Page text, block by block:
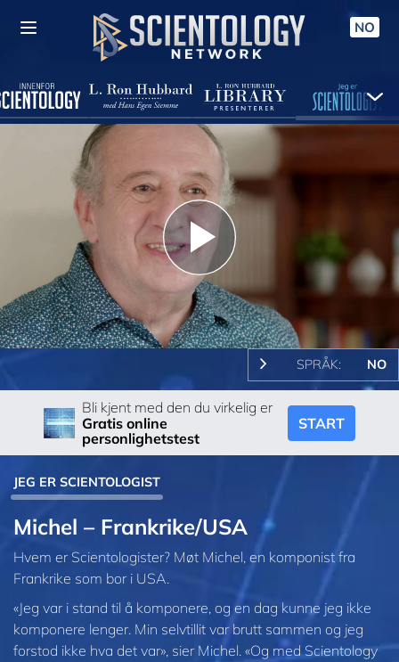
NO
Play
Video
SPRÅK: NO
Bli kjent med den du virkelig er
Gratis online
personlighetstest
START
JEG ER SCIENTOLOGIST
Michel – Frankrike/USA
Hvem er Scientologister? Møt Michel, en komponist fra
Frankrike som bor i USA.
«Jeg var i stand til å komponere, og en dag kunne jeg ikke
komponere lenger. Min selvtillit var brutt sammen og jeg
forstod ikke hva det var», sier Michel. «Og med Scientology